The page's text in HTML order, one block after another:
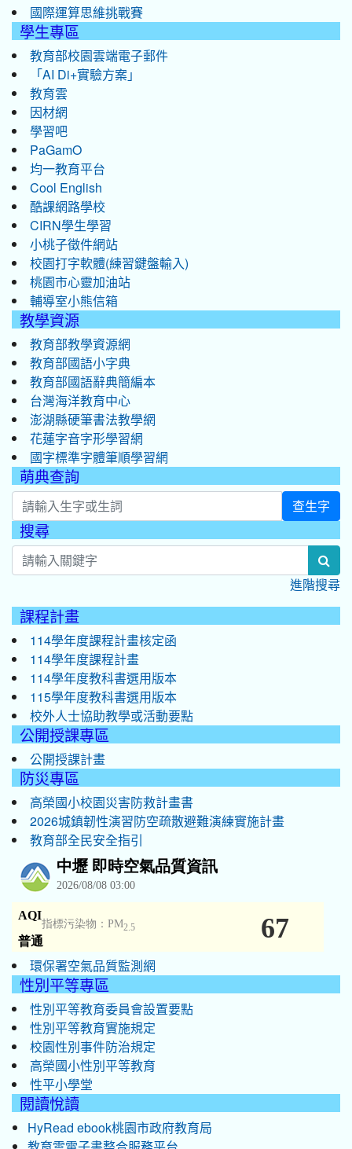
國際運算思維挑戰賽
學生專區
教育部校園雲端電子郵件
「AI Di+實驗方案」
教育雲
因材網
學習吧
PaGamO
均一教育平台
Cool English
酷課網路學校
CIRN學生學習
小桃子徵件網站
校園打字軟體(練習鍵盤輸入)
桃園市心靈加油站
輔導室小熊信箱
教學資源
教育部教學資源網
教育部國語小字典
教育部國語辭典簡編本
台灣海洋教育中心
澎湖縣硬筆書法教學網
花蓮字音字形學習網
國字標準字體筆順學習網
萌典查詢
查生字
搜尋
進階搜尋
課程計畫
114學年度課程計畫核定函
114學年度課程計畫
114學年度教科書選用版本
115學年度教科書選用版本
校外人士協助教學或活動要點
公開授課專區
公開授課計畫
防災專區
高榮國小校園災害防救計畫書
2026城鎮韌性演習防空疏散避難演練實施計畫
教育部全民安全指引
環保署空氣品質監測網
性別平等專區
性別平等教育委員會設置要點
性別平等教育實施規定
校園性別事件防治規定
高榮國小性別平等教育
性平小學堂
閱讀悅讀
HyRead ebook桃園市政府教育局
教育雲電子書整合服務平台